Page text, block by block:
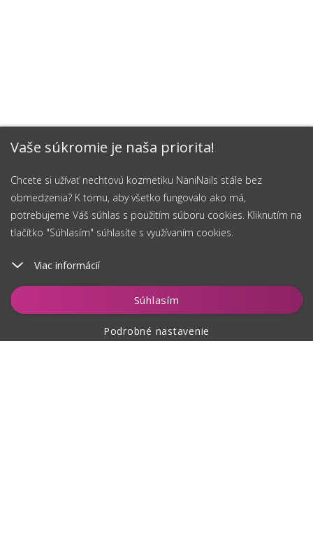
Vaše súkromie je naša priorita!
Chcete si užívať nechtovú kozmetiku NaniNails stále bez
obmedzenia? K tomu, aby všetko fungovalo ako má,
potrebujeme Váš súhlas s použitím súboru cookies. Kliknutím na
tlačítko "Súhlasím" súhlasíte s využívaním cookies.
Viac informácií
Súhlasím
Podrobné nastavenie
Vložiť do košíka